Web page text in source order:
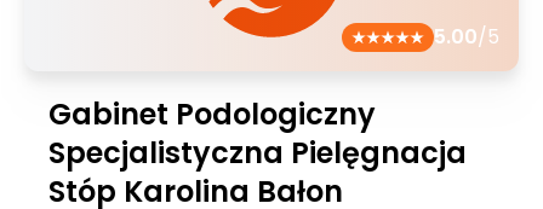
5.00/5
Gabinet Podologiczny
Specjalistyczna Pielęgnacja
Stóp Karolina Bałon